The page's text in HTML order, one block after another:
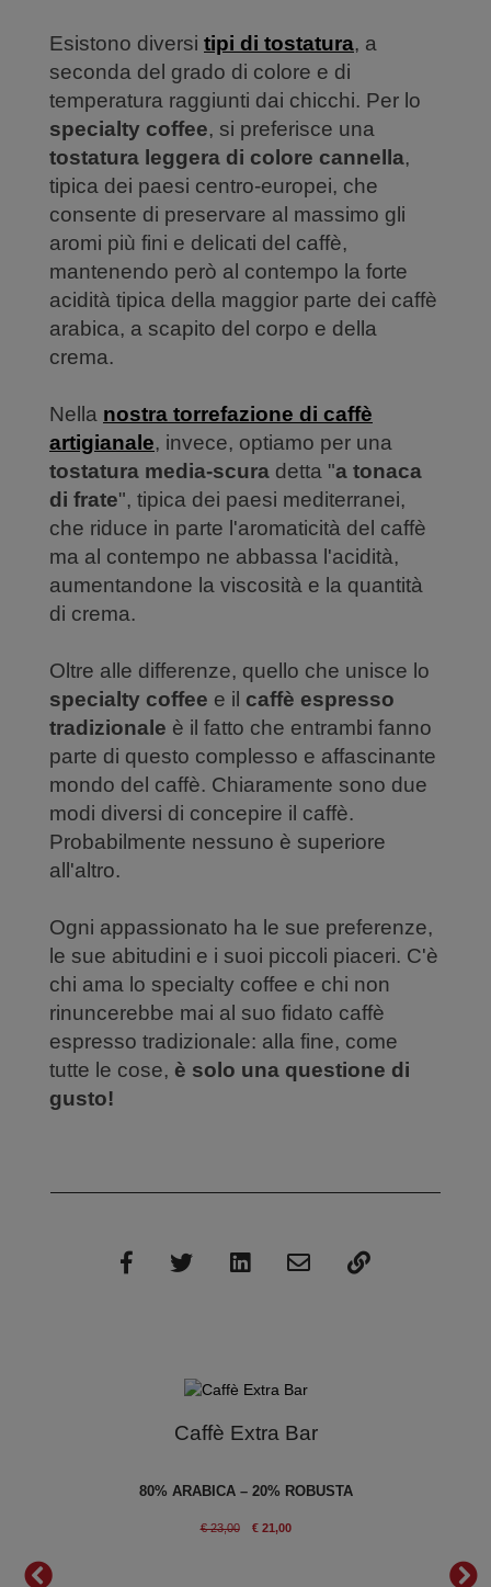
Esistono diversi tipi di tostatura, a
seconda del grado di colore e di
temperatura raggiunti dai chicchi. Per lo
specialty coffee, si preferisce una
tostatura leggera di colore cannella,
tipica dei paesi centro-europei, che
consente di preservare al massimo gli
aromi più fini e delicati del caffè,
mantenendo però al contempo la forte
acidità tipica della maggior parte dei caffè
arabica, a scapito del corpo e della
crema.
Nella nostra torrefazione di caffè
artigianale, invece, optiamo per una
tostatura media-scura detta "a tonaca
di frate", tipica dei paesi mediterranei,
che riduce in parte l'aromaticità del caffè
ma al contempo ne abbassa l'acidità,
aumentandone la viscosità e la quantità
di crema.
Oltre alle differenze, quello che unisce lo
specialty coffee e il caffè espresso
tradizionale è il fatto che entrambi fanno
parte di questo complesso e affascinante
mondo del caffè. Chiaramente sono due
modi diversi di concepire il caffè.
Probabilmente nessuno è superiore
all'altro.
Ogni appassionato ha le sue preferenze,
le sue abitudini e i suoi piccoli piaceri. C'è
chi ama lo specialty coffee e chi non
rinuncerebbe mai al suo fidato caffè
espresso tradizionale: alla fine, come
tutte le cose, è solo una questione di
gusto!
Caffè Extra Bar
80% ARABICA – 20% ROBUSTA
€ 23,00 € 21,00